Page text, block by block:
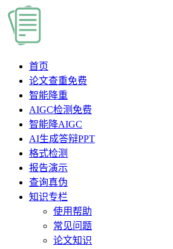
首页
论文查重免费
智能降重
AIGC检测 免费
智能降AIGC
AI生成答辩PPT
格式检测
报告演示
查询真伪
知识专栏
使用帮助
常见问题
论文知识